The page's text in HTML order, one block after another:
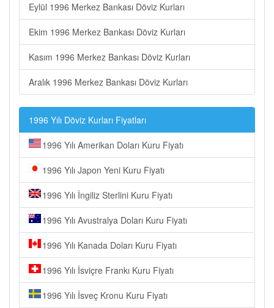
Eylül 1996 Merkez Bankası Döviz Kurları
Ekim 1996 Merkez Bankası Döviz Kurları
Kasım 1996 Merkez Bankası Döviz Kurları
Aralık 1996 Merkez Bankası Döviz Kurları
1996 Yılı Döviz Kurları Fiyatları
1996 Yılı Amerikan Doları Kuru Fiyatı
1996 Yılı Japon Yeni Kuru Fiyatı
1996 Yılı İngiliz Sterlini Kuru Fiyatı
1996 Yılı Avustralya Doları Kuru Fiyatı
1996 Yılı Kanada Doları Kuru Fiyatı
1996 Yılı İsviçre Frankı Kuru Fiyatı
1996 Yılı İsveç Kronu Kuru Fiyatı